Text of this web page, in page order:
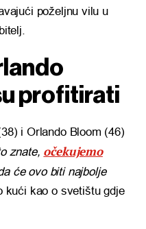
poželjnu vilu u
profitirati
i Orlando Bloom (46)
znate, očekujemo
će ovo biti najbolje
kući kao o svetištu gdje